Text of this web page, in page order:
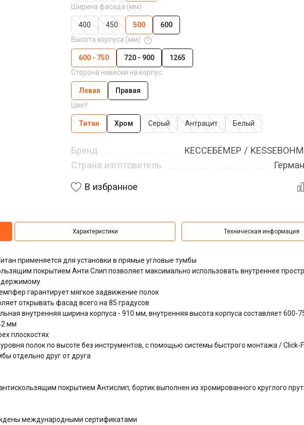
Ширина фасада (мм)
400 450 500
600
Высота корпуса (мм)
600 - 750 720 - 900
1265
Сторона навески на корпус
Левая
Правая
Цвет
Титан Хром Серый Антрацит Белый
Бренд
КЕССЕБЁМЕР /
Страна изготовитель
В избранное
Характеристики Техническая информация
применяется для установки в прямые угловые тумбы
покрытием Анти Слип позволяет максимально использовать внутреннее
гарантирует мягкое задвижение полок
открывать фасад всего на 85 градусов
внутренняя ширина корпуса - 910 мм, внутренняя высота корпуса составляет 600-
мм
плоскостях
полок по высоте без инструментов, с помощью системы быстрого монтажа / Click-
отдельно друг от друга
покрытием Антислип, бортик выполнен из хромированного круглого
международными сертификатами